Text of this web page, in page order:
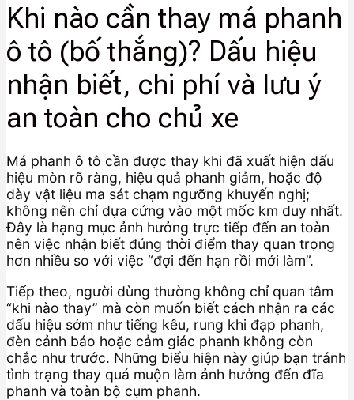
Khi nào cần thay má phanh
ô tô (bố thắng)? Dấu hiệu
nhận biết, chi phí và lưu ý
an toàn cho chủ xe
Má phanh ô tô cần được thay khi đã xuất hiện dấu
hiệu mòn rõ ràng, hiệu quả phanh giảm, hoặc độ
dày vật liệu ma sát chạm ngưỡng khuyến nghị;
không nên chỉ dựa cứng vào một mốc km duy nhất.
Đây là hạng mục ảnh hưởng trực tiếp đến an toàn
nên việc nhận biết đúng thời điểm thay quan trọng
hơn nhiều so với việc “đợi đến hạn rồi mới làm”.
Tiếp theo, người dùng thường không chỉ quan tâm
“khi nào thay” mà còn muốn biết cách nhận ra các
dấu hiệu sớm như tiếng kêu, rung khi đạp phanh,
đèn cảnh báo hoặc cảm giác phanh không còn
chắc như trước. Những biểu hiện này giúp bạn tránh
tình trạng thay quá muộn làm ảnh hưởng đến đĩa
phanh và toàn bộ cụm phanh.